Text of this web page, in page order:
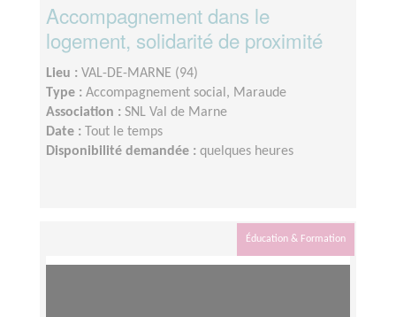
Accompagnement dans le
logement, solidarité de proximité
Lieu : VAL-DE-MARNE (94)
Type : Accompagnement social, Maraude
Association : SNL Val de Marne
Date :
Tout le temps
Disponibilité demandée : quelques heures
Éducation & Formation